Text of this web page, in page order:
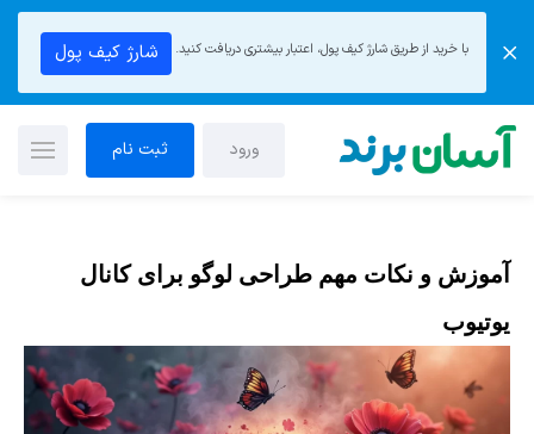
با خرید از طریق شارژ کیف پول، اعتبار بیشتری دریافت کنید. شارژ کیف پول
ورود ثبت نام
آموزش و نکات مهم طراحی لوگو برای کانال
یوتیوب